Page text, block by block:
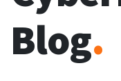
Blog.